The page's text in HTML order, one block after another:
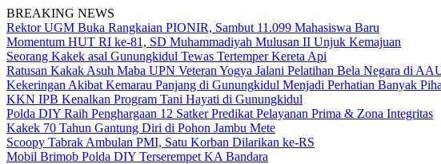
BREAKING NEWS
Rektor UGM Buka Rangkaian PIONIR, Sambut 11.099 Mahasiswa Baru
Momentum HUT RI ke-81, SD Muhammadiyah Mulusan II Unjuk Kemajuan
Seorang Kakek asal Gunungkidul Tewas Tertemper Kereta Api
Ratusan Kakak Asuh Maba UPN Veteran Yogya Jalani Pelatihan Bela Negara di
Kekeringan Akibat Kemarau Panjang di Gunungkidul Menjadi Perhatian Banyak
KKN IPB Kenalkan Program Tani Hayati di Gunungkidul
Polda DIY Raih Penghargaan 12 Satker Predikat Pelayanan Prima & Zona Integritas
Kakek 70 Tahun Gantung Diri di Pohon Jambu Mete
Scoopy Tabrak Ambulan PMI, Satu Korban Dilarikan ke-RS
Mobil Brimob Polda DIY Terserempet KA Bandara